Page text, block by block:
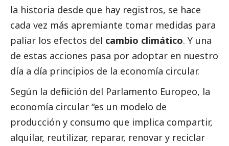
la historia desde que hay registros, se hace
cada vez más apremiante tomar medidas para
paliar los efectos del cambio climático. Y una
de estas acciones pasa por adoptar en nuestro
día a día principios de la economía circular.
Según la definición del Parlamento Europeo, la
economía circular “es un modelo de
producción y consumo que implica compartir,
alquilar, reutilizar, reparar, renovar y reciclar